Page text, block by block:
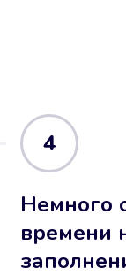
4
Немного
времени